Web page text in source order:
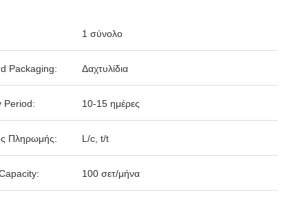
1 σύνολο
Packaging: Δαχτυλίδια
Period: 10-15 ημέρες
Πληρωμής: L/c, t/t
100 σετ/μήνα